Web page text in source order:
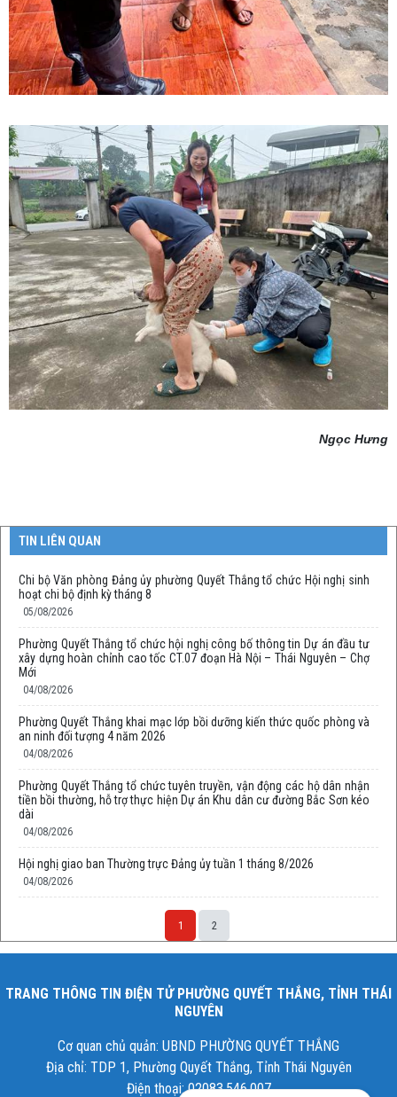
Ngọc Hưng
TIN LIÊN QUAN
Chi bộ Văn phòng Đảng ủy phường Quyết Thắng tổ chức Hội nghị sinh
hoạt chi bộ định kỳ tháng 8
05/08/2026
Phường Quyết Thắng tổ chức hội nghị công bố thông tin Dự án đầu tư
xây dựng hoàn chỉnh cao tốc CT.07 đoạn Hà Nội – Thái Nguyên – Chợ
Mới
04/08/2026
Phường Quyết Thắng khai mạc lớp bồi dưỡng kiến thức quốc phòng và
an ninh đối tượng 4 năm 2026
04/08/2026
Phường Quyết Thắng tổ chức tuyên truyền, vận động các hộ dân nhận
tiền bồi thường, hỗ trợ thực hiện Dự án Khu dân cư đường Bắc Sơn kéo
dài
04/08/2026
Hội nghị giao ban Thường trực Đảng ủy tuần 1 tháng 8/2026
04/08/2026
1 2
TRANG THÔNG TIN ĐIỆN TỬ PHƯỜNG QUYẾT THẮNG, TỈNH THÁI
NGUYÊN
Cơ quan chủ quản: UBND PHƯỜNG QUYẾT THẮNG
Địa chỉ: TDP 1, Phường Quyết Thắng, Tỉnh Thái Nguyên
Điện thoại: 02083.546.007